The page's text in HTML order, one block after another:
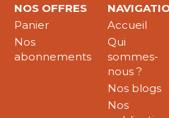
NOS OFFRES
Panier
Nos
abonnements
Accueil
Qui
sommes-
nous ?
Nos blogs
Nos